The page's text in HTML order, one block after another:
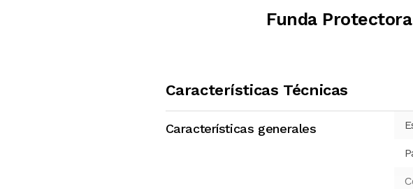
Funda
Características Técnicas
Características generales